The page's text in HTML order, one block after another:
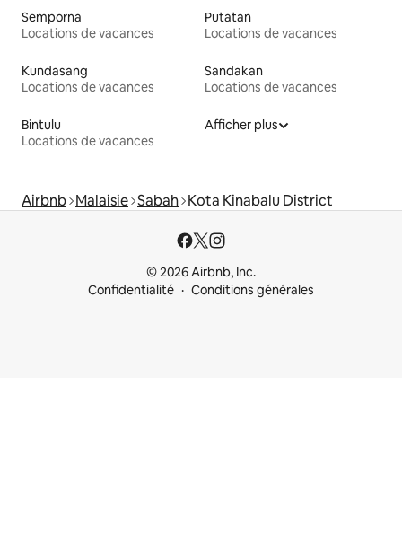
Semporna
Locations de vacances
Putatan
Locations de vacances
Kundasang
Locations de vacances
Sandakan
Locations de vacances
Bintulu
Locations de vacances
Afficher plus
Airbnb Malaisie Sabah Kota Kinabalu District
© 2026 Airbnb, Inc.
Confidentialité
Conditions générales